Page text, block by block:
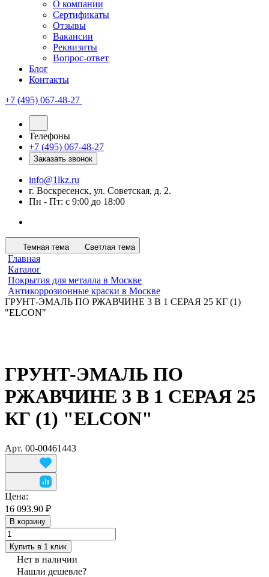
О компании
Сертификаты
Отзывы
Вакансии
Реквизиты
Вопрос-ответ
Блог
Контакты
+7 (495) 067-48-27
Телефоны
+7 (495) 067-48-27
Заказать звонок
info@1lkz.ru
г. Воскресенск, ул. Советская, д. 2.
Пн - Пт: с 9:00 до 18:00
Темная тема Светлая тема
Главная
Каталог
Покрытия для металла в Москве
Антикоррозионные краски в Москве
ГРУНТ-ЭМАЛЬ ПО РЖАВЧИНЕ 3 В 1 СЕРАЯ 25 КГ (1)
"ELCON"
ГРУНТ-ЭМАЛЬ ПО
РЖАВЧИНЕ 3 В 1 СЕРАЯ 25
КГ (1) "ELCON"
Арт. 00-00461443
Цена:
16 093.90 ₽
В корзину
Купить в 1 клик
Нет в наличии
Нашли дешевле?